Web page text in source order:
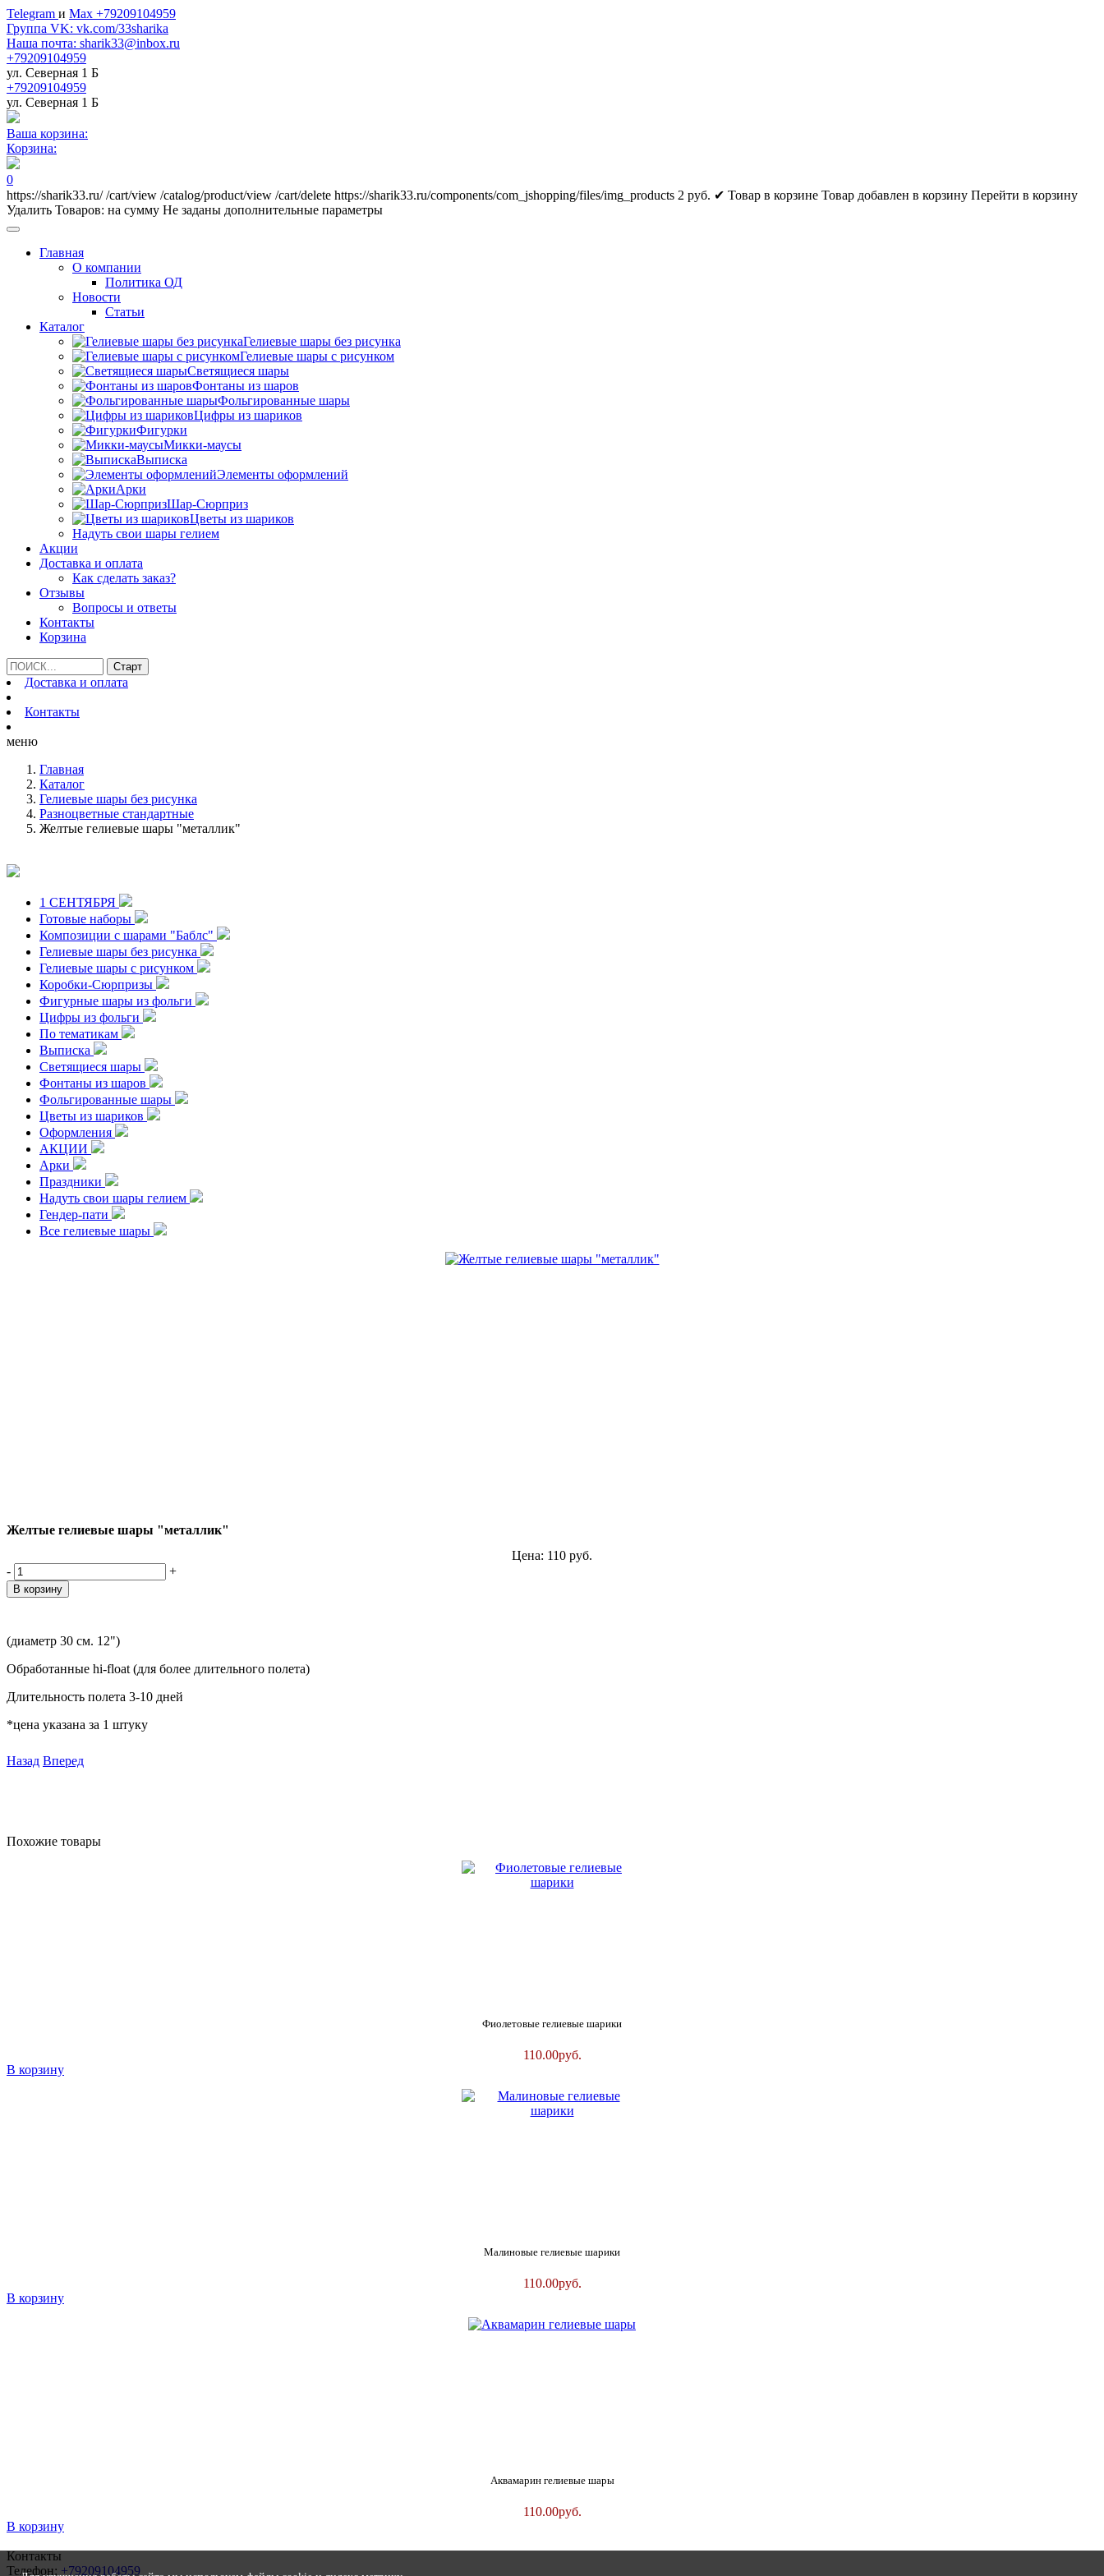
Telegram и Max +79209104959
Группа VK: vk.com/33sharika
Наша почта: sharik33@inbox.ru
+79209104959
ул. Северная 1 Б
+79209104959
ул. Северная 1 Б
Ваша корзина:
Корзина:
0
https://sharik33.ru/ /cart/view /catalog/product/view /cart/delete https://sharik33.ru/components/com_jshopping/files/img_products 2 руб. ✔ Товар в корзине Товар добавлен в корзину Перейти в корзину
Удалить Товаров: на сумму Не заданы дополнительные параметры
Главная
О компании
Политика ОД
Новости
Статьи
Каталог
Гелиевые шары без рисунка
Гелиевые шары с рисунком
Светящиеся шары
Фонтаны из шаров
Фольгированные шары
Цифры из шариков
Фигурки
Микки-маусы
Выписка
Элементы оформлений
Арки
Шар-Сюрприз
Цветы из шариков
Надуть свои шары гелием
Акции
Доставка и оплата
Как сделать заказ?
Отзывы
Вопросы и ответы
Контакты
Корзина
Доставка и оплата
Контакты
меню
Главная
Каталог
Гелиевые шары без рисунка
Разноцветные стандартные
Желтые гелиевые шары "металлик"
1 СЕНТЯБРЯ
Готовые наборы
Композиции с шарами "Баблс"
Гелиевые шары без рисунка
Гелиевые шары с рисунком
Коробки-Сюрпризы
Фигурные шары из фольги
Цифры из фольги
По тематикам
Выписка
Светящиеся шары
Фонтаны из шаров
Фольгированные шары
Цветы из шариков
Оформления
АКЦИИ
Арки
Праздники
Надуть свои шары гелием
Гендер-пати
Все гелиевые шары
Желтые гелиевые шары "металлик"
Цена: 110 руб.
-
+
(диаметр 30 см. 12")
Обработанные hi-float (для более длительного полета)
Длительность полета 3-10 дней
*цена указана за 1 штуку
Назад Вперед
Похожие товары
Фиолетовые гелиевые шарики
110.00руб.
В корзину
Малиновые гелиевые шарики
110.00руб.
В корзину
Аквамарин гелиевые шары
110.00руб.
В корзину
Контакты
Телефон: +79209104959